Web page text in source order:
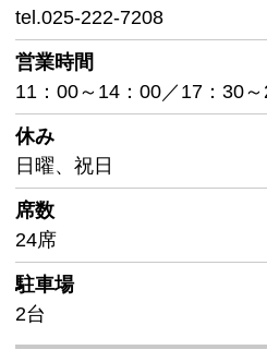
tel.025-222-7208
営業時間
11：00～14：00／17：30
休み
日曜、祝日
席数
24席
駐車場
2台